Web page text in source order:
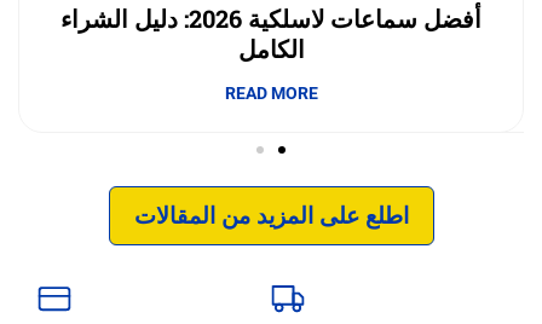
وداعًا لقلق نفاد الشحن.. بطاريات السيليكون
والكربون تغيّر مستقبل الجوالات
READ MORE
أفضل سماعات لاسلكية 2026: دليل الشراء
الكامل
READ MORE
اطلع على المزيد من المقالات